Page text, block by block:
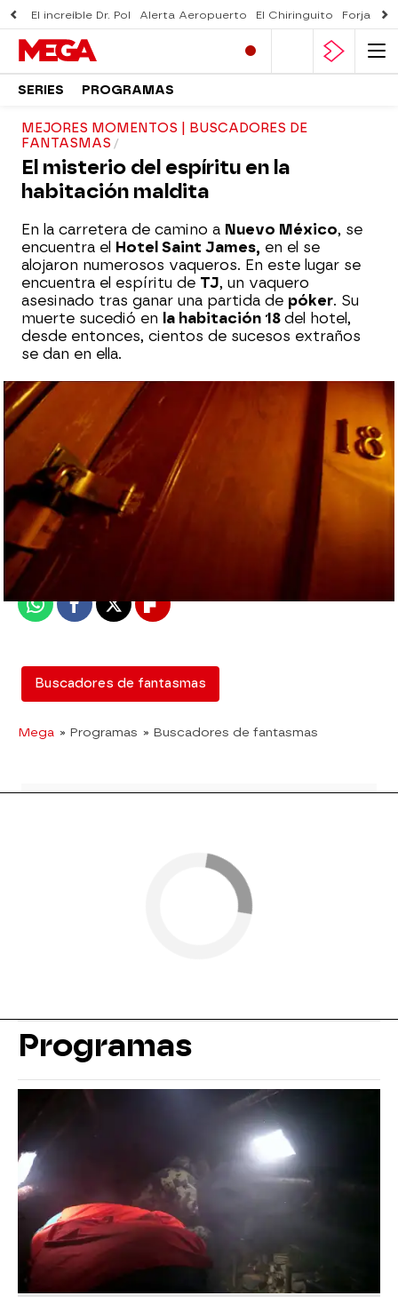
El increíble Dr. Pol Alerta Aeropuerto El Chiringuito Forjado
SERIES PROGRAMAS
MEJORES MOMENTOS | BUSCADORES DE
FANTASMAS
El misterio del espíritu en la
habitación maldita
En la carretera de camino a Nuevo México, se
encuentra el Hotel Saint James, en el se
alojaron numerosos vaqueros. En este lugar se
encuentra el espíritu de TJ, un vaquero
asesinado tras ganar una partida de póker. Su
muerte sucedió en la habitación 18 del hotel,
desde entonces, cientos de sucesos extraños
se dan en ella.
mega
Madrid
Publicado:
WhatsappFacebook
X Flipboard
Buscadores de fantasmas
Mega » Programas » Buscadores de fantasmas
Programas